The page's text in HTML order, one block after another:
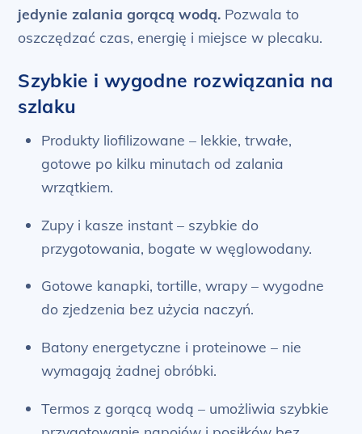
jedynie zalania gorącą wodą. Pozwala to
oszczędzać czas, energię i miejsce w plecaku.
Szybkie i wygodne rozwiązania na
szlaku
Produkty liofilizowane – lekkie, trwałe,
gotowe po kilku minutach od zalania
wrzątkiem.
Zupy i kasze instant – szybkie do
przygotowania, bogate w węglowodany.
Gotowe kanapki, tortille, wrapy – wygodne
do zjedzenia bez użycia naczyń.
Batony energetyczne i proteinowe – nie
wymagają żadnej obróbki.
Termos z gorącą wodą – umożliwia szybkie